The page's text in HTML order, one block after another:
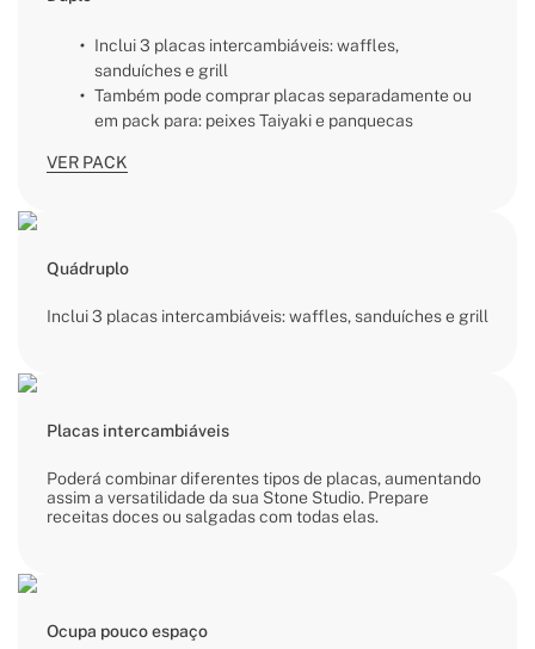
Inclui 3 placas intercambiáveis: waffles,
sanduíches e grill
Também pode comprar placas separadamente ou
em pack para: peixes Taiyaki e panquecas
VER PACK
Quádruplo
Inclui 3 placas intercambiáveis: waffles, sanduíches e grill
Placas intercambiáveis
Poderá combinar diferentes tipos de placas, aumentando
assim a versatilidade da sua Stone Studio. Prepare
receitas doces ou salgadas com todas elas.
Ocupa pouco espaço